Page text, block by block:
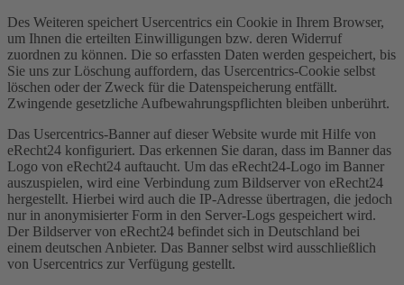
Des Weiteren speichert Usercentrics ein Cookie in Ihrem Browser,
um Ihnen die erteilten Einwilligungen bzw. deren Widerruf
zuordnen zu können. Die so erfassten Daten werden gespeichert, bis
Sie uns zur Löschung auffordern, das Usercentrics-Cookie selbst
löschen oder der Zweck für die Datenspeicherung entfällt.
Zwingende gesetzliche Aufbewahrungspflichten bleiben unberührt.
Das Usercentrics-Banner auf dieser Website wurde mit Hilfe von
eRecht24 konfiguriert. Das erkennen Sie daran, dass im Banner das
Logo von eRecht24 auftaucht. Um das eRecht24-Logo im Banner
auszuspielen, wird eine Verbindung zum Bildserver von eRecht24
hergestellt. Hierbei wird auch die IP-Adresse übertragen, die jedoch
nur in anonymisierter Form in den Server-Logs gespeichert wird.
Der Bildserver von eRecht24 befindet sich in Deutschland bei
einem deutschen Anbieter. Das Banner selbst wird ausschließlich
von Usercentrics zur Verfügung gestellt.